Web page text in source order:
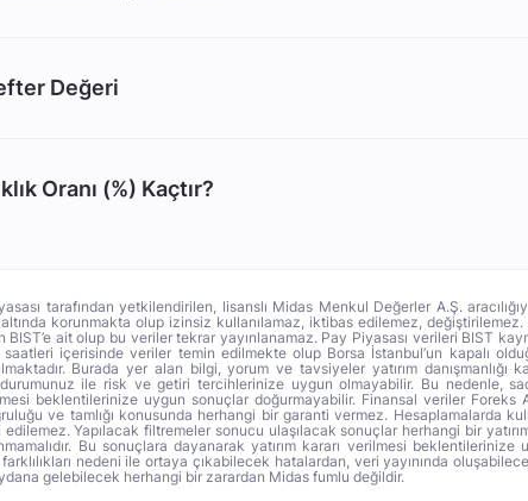
Değeri
Oranı (%) Kaçtır?
tarafından yetkilendirilen, lisanslı Midas Menkul Değerler A.Ş.
altında korunmakta olup izinsiz kullanılamaz, iktibas edilemez,
ait olup bu veriler tekrar yayınlanamaz. Pay Piyasası verileri BIST
içerisinde veriler temin edilmekte olup Borsa İstanbul’un kapalı
Burada yer alan bilgi, yorum ve tavsiyeler yatırım danışmanlığı
ile risk ve getiri tercihlerinize uygun olmayabilir. Bu nedenle,
beklentilerinize uygun sonuçlar doğurmayabilir. Finansal veriler Foreks
ve tamlığı konusunda herhangi bir garanti vermez. Hesaplamalarda
Yapılacak filtremeler sonucu ulaşılacak sonuçlar herhangi bir
Bu sonuçlara dayanarak yatırım kararı verilmesi beklentilerinize
nedeni ile ortaya çıkabilecek hatalardan, veri yayınında
gelebilecek herhangi bir zarardan Midas fumlu değildir.